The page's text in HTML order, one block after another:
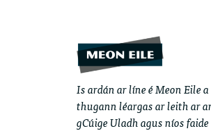
Is ardán ar líne é Meon Eile a
thugann léargas ar leith ar
gCúige Uladh agus níos